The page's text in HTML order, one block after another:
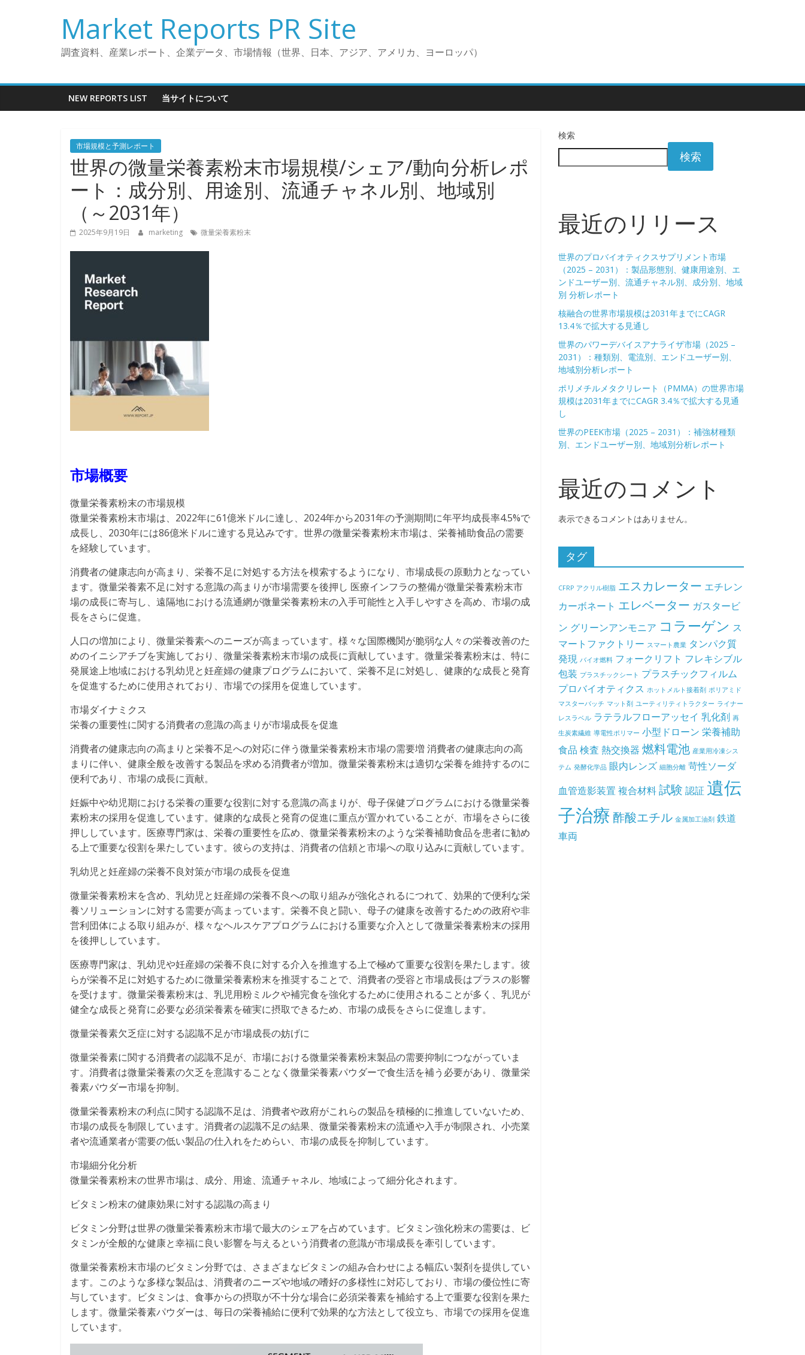
へ
キ
Market Reports PR Site
調査資料、産業レポート、企業データ、市場情報（世界、日本、アジア、アメリカ、ヨーロッパ）
NEW REPORTS LIST 当サイトについて
市場規模と予測レポート
世界の微量栄養素粉末市場規模/シェア/動向分析レポ
ート：成分別、用途別、流通チャネル別、地域別
（～2031年）
2025年9月19日 marketing 微量栄養素粉末
市場概要
微量栄養素粉末の市場規模
微量栄養素粉末市場は、2022年に61億米ドルに達し、2024年から2031年の予測期間に年平均成長率4.5%で
成長し、2030年には86億米ドルに達する見込みです。世界の微量栄養素粉末市場は、栄養補助食品の需要
を経験しています。
消費者の健康志向が高まり、栄養不足に対処する方法を模索するようになり、市場成長の原動力となってい
ます。微量栄養素不足に対する意識の高まりが市場需要を後押し 医療インフラの整備が微量栄養素粉末市
場の成長に寄与し、遠隔地における流通網が微量栄養素粉末の入手可能性と入手しやすさを高め、市場の成
長をさらに促進。
人口の増加により、微量栄養素へのニーズが高まっています。様々な国際機関が脆弱な人々の栄養改善のた
めのイニシアチブを実施しており、微量栄養素粉末市場の成長に貢献しています。微量栄養素粉末は、特に
発展途上地域における乳幼児と妊産婦の健康プログラムにおいて、栄養不足に対処し、健康的な成長と発育
を促進するために使用されており、市場での採用を促進しています。
市場ダイナミクス
栄養の重要性に関する消費者の意識の高まりが市場成長を促進
消費者の健康志向の高まりと栄養不足への対応に伴う微量栄養素粉末市場の需要増 消費者の健康志向の高
まりに伴い、健康全般を改善する製品を求める消費者が増加。微量栄養素粉末は適切な栄養を維持するのに
便利であり、市場の成長に貢献。
妊娠中や幼児期における栄養の重要な役割に対する意識の高まりが、母子保健プログラムにおける微量栄養
素粉末の採用を促進しています。健康的な成長と発育の促進に重点が置かれていることが、市場をさらに後
押ししています。医療専門家は、栄養の重要性を広め、微量栄養素粉末のような栄養補助食品を患者に勧め
る上で重要な役割を果たしています。彼らの支持は、消費者の信頼と市場への取り込みに貢献しています。
乳幼児と妊産婦の栄養不良対策が市場の成長を促進
微量栄養素粉末を含め、乳幼児と妊産婦の栄養不良への取り組みが強化されるにつれて、効果的で便利な栄
養ソリューションに対する需要が高まっています。栄養不良と闘い、母子の健康を改善するための政府や非
営利団体による取り組みが、様々なヘルスケアプログラムにおける重要な介入として微量栄養素粉末の採用
を後押ししています。
医療専門家は、乳幼児や妊産婦の栄養不良に対する介入を推進する上で極めて重要な役割を果たします。彼
らが栄養不足に対処するために微量栄養素粉末を推奨することで、消費者の受容と市場成長はプラスの影響
を受けます。微量栄養素粉末は、乳児用粉ミルクや補完食を強化するために使用されることが多く、乳児が
健全な成長と発育に必要な必須栄養素を確実に摂取できるため、市場の成長をさらに促進します。
微量栄養素欠乏症に対する認識不足が市場成長の妨げに
微量栄養素に関する消費者の認識不足が、市場における微量栄養素粉末製品の需要抑制につながっていま
す。消費者は微量栄養素の欠乏を意識することなく微量栄養素パウダーで食生活を補う必要があり、微量栄
養素パウダー市場を抑制。
微量栄養素粉末の利点に関する認識不足は、消費者や政府がこれらの製品を積極的に推進していないため、
市場の成長を制限しています。消費者の認識不足の結果、微量栄養素粉末の流通や入手が制限され、小売業
者や流通業者が需要の低い製品の仕入れをためらい、市場の成長を抑制しています。
市場細分化分析
微量栄養素粉末の世界市場は、成分、用途、流通チャネル、地域によって細分化されます。
ビタミン粉末の健康効果に対する認識の高まり
ビタミン分野は世界の微量栄養素粉末市場で最大のシェアを占めています。ビタミン強化粉末の需要は、ビ
タミンが全般的な健康と幸福に良い影響を与えるという消費者の意識が市場成長を牽引しています。
微量栄養素粉末市場のビタミン分野では、さまざまなビタミンの組み合わせによる幅広い製剤を提供してい
ます。このような多様な製品は、消費者のニーズや地域の嗜好の多様性に対応しており、市場の優位性に寄
与しています。ビタミンは、食事からの摂取が不十分な場合に必須栄養素を補給する上で重要な役割を果た
します。微量栄養素パウダーは、毎日の栄養補給に便利で効果的な方法として役立ち、市場での採用を促進
しています。
検索
検索
最近のリリース
世界のプロバイオティクスサプリメント市場
（2025 – 2031）：製品形態別、健康用途別、エ
ンドユーザー別、流通チャネル別、成分別、地域
別 分析レポート
核融合の世界市場規模は2031年までにCAGR
13.4％で拡大する見通し
世界のパワーデバイスアナライザ市場（2025 –
2031）：種類別、電流別、エンドユーザー別、
地域別分析レポート
ポリメチルメタクリレート（PMMA）の世界市場
規模は2031年までにCAGR 3.4％で拡大する見通
し
世界のPEEK市場（2025 – 2031）：補強材種類
別、エンドユーザー別、地域別分析レポート
最近のコメント
表示できるコメントはありません。
タグ
CFRP アクリル樹脂 エスカレーター エチレン
カーボネート エレベーター ガスタービ
ン グリーンアンモニア コラーゲン ス
マートファクトリー スマート農業 タンパク質
発現 バイオ燃料 フォークリフト フレキシブル
包装 プラスチックシート プラスチックフィルム
プロバイオティクス ホットメルト接着剤 ポリアミド
マスターバッチ マット剤 ユーティリティトラクター ライナー
レスラベル ラテラルフローアッセイ 乳化剤 再
生炭素繊維 導電性ポリマー 小型ドローン 栄養補助
食品 検査 熱交換器 燃料電池 産業用冷凍シス
テム 発酵化学品 眼内レンズ 細胞分離 苛性ソーダ
血管造影装置 複合材料試験 認証 遺伝
子治療 酢酸エチル 金属加工油剤 鉄道
車両